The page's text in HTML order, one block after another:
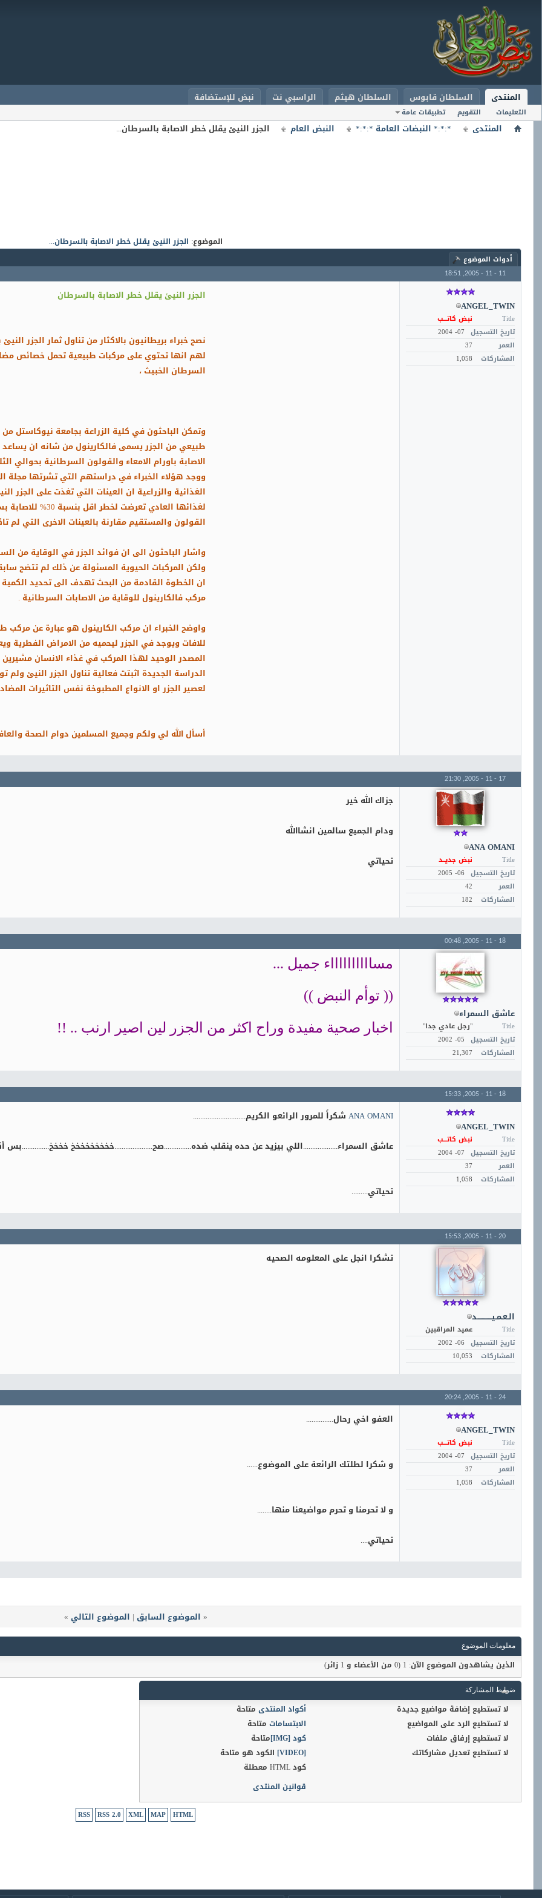
المنتدى
التعليمات التقويم تطبيقات عامة
السلطان قابوس السلطان هيثم الراسبي نت نبض للإستضافة
المنتدى *:*:* النبضات العامة *:*:* النبض العام الجزر النيئ يقلل خطر الاصابة بالسرطان...
الموضوع: الجزر النيئ يقلل خطر الاصابة بالسرطان...
أدوات الموضوع
11 - 11 - 2005,
18:51
ANGEL_TWIN
Title
نبض كاتـــب
تاريخ التسجيل 07- 2004
العمر
37
المشاركات
1,058
الجزر النيئ يقلل خطر الاصابة بالسرطان
نصح خبراء بريطانيون بالاكثار من تناول ثمار الجزر
لهم انها تحتوي على مركبات طبيعية تحمل خصائص
السرطان الخبيث ،
وتمكن الباحثون في كلية الزراعة بجامعة نيوكاستل
طبيعي من الجزر يسمى فالكارينول من شانه ان
الاصابة باورام الامعاء والقولون السرطانية بحوالي
ووجد هؤلاء الخبراء في دراستهم التي تشرتها مجلة
الغذائية والزراعية ان العينات التي تغذت على الجزر
لغذائها العادي تعرضت لخطر اقل
القولون والمستقيم مقارنة بالعينات الاخرى التي لم
واشار الباحثون الى ان فوائد الجزر في الوقاية من
ولكن المركبات الحيوية المسئولة عن ذلك لم تتضح
ان الخطوة القادمة من البحث تهدف الى تحديد الكمية
مركب فالكارينول للوقاية من الاصابات السرطانية .
واوضح الخبراء ان مركب الكارينول هو عبارة عن مركب
للافات ويوجد في الجزر ليحميه من الامراض الفطرية
المصدر الوحيد لهذا المركب في غذاء الانسان
الدراسة الجديدة اثبتت فعالية تناول الجزر النيئ ولم
لعصير الجزر او الانواع المطبوخة نفس التاثيرات
أسأل الله لي ولكم وجميع المسلمين دوام الصحة
17 - 11 - 2005,
21:30
ANA OMANI
Title
نبض جديــد
تاريخ التسجيل 06- 2005
العمر
42
المشاركات
182
جزاك الله خير
ودام الجميع سالمين انشاالله
تحياتي
18 - 11 - 2005,
00:48
عاشق السمراء
Title
"رجل عادي جدا"
تاريخ التسجيل 05- 2002
المشاركات
21,307
مسااااااااااء جميل ...
(( توأم النبض ))
اخبار صحية مفيدة وراح اكثر من الجزر لين اصير ارنب .. !!
18 - 11 - 2005,
15:33
ANGEL_TWIN
Title
نبض كاتـــب
تاريخ التسجيل 07- 2004
العمر
37
المشاركات
1,058
ANA OMANI شكراً للمرور الرائعو الكريم.............................
عاشق السمراء...................اللي بيزيد عن حده ينقلب ضده...............صح.....................خخخخخخخخخ خخخخ...............بس
تحياتي.........
20 - 11 - 2005,
15:53
الـعـمـيــــــــــــد
Title
عميد المراقبين
تاريخ التسجيل 06- 2002
المشاركات
10,053
تشكرا انجل على المعلومه الصحيه
24 - 11 - 2005,
20:24
ANGEL_TWIN
Title
نبض كاتـــب
تاريخ التسجيل 07- 2004
العمر
37
المشاركات
1,058
العفو اخي رحال...............
و شكرا لطلتك الرائعة على الموضوع......
و لا تحرمنا و تحرم مواضيعنا منها........
تحياتي....
« الموضوع السابق | الموضوع التالي »
معلومات الموضوع
الذين يشاهدون الموضوع الآن: 1 (0 من الأعضاء و 1 زائر)
ضوابط المشاركة
لا تستطيعإضافة مواضيع جديدة
لا تستطيعالرد على المواضيع
لا تستطيعإرفاق ملفات
لا تستطيعتعديل مشاركاتك
أكواد المنتدى متاحة
الابتسامات متاحة
كود [IMG]
متاحة
[VIDEO]
الكود هو متاحة
كود HTML
معطلة
قوانين المنتدى
RSS RSS 2.0 XML MAP HTML